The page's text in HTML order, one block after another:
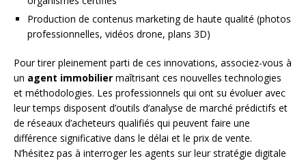
Production de contenus marketing de haute qualité (photos
professionnelles, vidéos drone, plans 3D)
Pour tirer pleinement parti de ces innovations, associez-vous à
un agent immobilier maîtrisant ces nouvelles technologies
et méthodologies. Les professionnels qui ont su évoluer avec
leur temps disposent d’outils d’analyse de marché prédictifs et
de réseaux d’acheteurs qualifiés qui peuvent faire une
différence significative dans le délai et le prix de vente.
N’hésitez pas à interroger les agents sur leur stratégie digitale